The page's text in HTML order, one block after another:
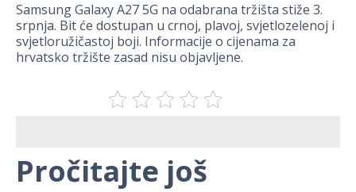
Samsung Galaxy A27 5G na odabrana tržišta stiže 3.
srpnja. Bit će dostupan u crnoj, plavoj, svjetlozelenoj i
svjetloružičastoj boji. Informacije o cijenama za
hrvatsko tržište zasad nisu objavljene.
Pročitajte još